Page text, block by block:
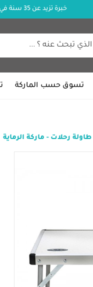
خبرة تزيد عن 35 سنة في معدات الصيد و الرحلات البرية
تسوق حسب الماركة
طاولة رحلات - ماركة الرماية